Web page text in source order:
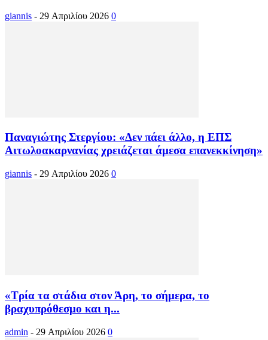
giannis - 29 Απριλίου 2026 0
Παναγιώτης Στεργίου: «Δεν πάει άλλο, η ΕΠΣ
Αιτωλοακαρνανίας χρειάζεται άμεσα επανεκκίνηση»
giannis - 29 Απριλίου 2026 0
«Τρία τα στάδια στον Άρη, το σήμερα, το
βραχυπρόθεσμο και η...
admin - 29 Απριλίου 2026 0